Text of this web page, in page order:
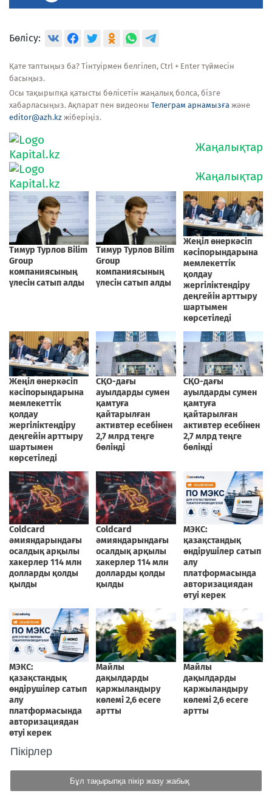
Бөлісу:
Қате таптыңыз ба? Тінтуірмен белгілеп, Ctrl + Enter түймесін
басыңыз.
Осы тақырыпқа қатысты бөлісетін жаңалық болса, бізге
хабарласыңыз. Ақпарат пен видеоны Телеграм арнамызға және
editor@azh.kz жіберіңіз.
Пікірлер
Бұл тақырыпқа пікір жазу жабық